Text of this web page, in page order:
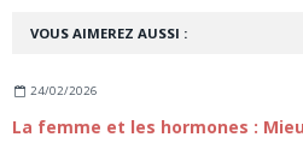
VOUS AIMEREZ AUSSI :
24/02/2026